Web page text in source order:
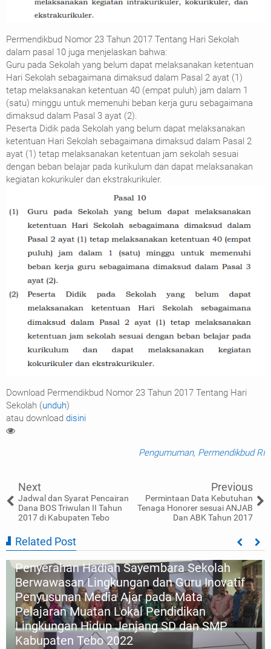
Permendikbud Nomor 23 Tahun 2017 Tentang Hari Sekolah
dalam pasal 10 juga menjelaskan bahwa:
Guru pada Sekolah yang belum dapat melaksanakan ketentuan
Hari Sekolah sebagaimana dimaksud dalam Pasal 2 ayat (1)
tetap melaksanakan ketentuan 40 (empat puluh) jam dalam 1
(satu) minggu untuk memenuhi beban kerja guru sebagaimana
dimaksud dalam Pasal 3 ayat (2).
Peserta Didik pada Sekolah yang belum dapat melaksanakan
ketentuan Hari Sekolah sebagaimana dimaksud dalam Pasal 2
ayat (1) tetap melaksanakan ketentuan jam sekolah sesuai
dengan beban belajar pada kurikulum dan dapat melaksanakan
kegiatan kokurikuler dan ekstrakurikuler.
Download Permendikbud Nomor 23 Tahun 2017 Tentang Hari
Sekolah (unduh)
atau download disini
Pengumuman, Permendikbud RI
Next
Jadwal dan Syarat Pencairan
Dana BOS Triwulan II Tahun
2017 di Kabupaten Tebo
Previous
Permintaan Data Kebutuhan
Tenaga Honorer sesuai ANJAB
Dan ABK Tahun 2017
Related Post
Penyerahan Hadiah Sayembara Sekolah
Berwawasan Lingkungan dan Guru Inovatif
Penyusunan Media Ajar pada Mata
Pelajaran Muatan Lokal Pendidikan
Lingkungan Hidup Jenjang SD dan SMP
Kabupaten Tebo 2022